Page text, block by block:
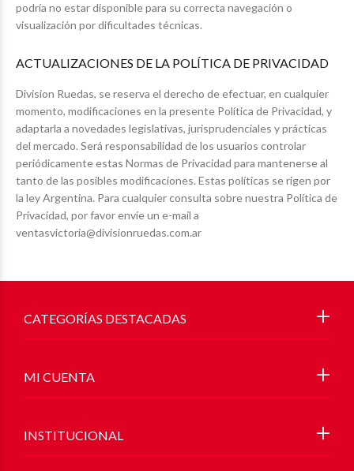
podría no estar disponible para su correcta navegación o
visualización por dificultades técnicas.
ACTUALIZACIONES DE LA POLÍTICA DE PRIVACIDAD
Division Ruedas, se reserva el derecho de efectuar, en cualquier
momento, modificaciones en la presente Política de Privacidad, y
adaptarla a novedades legislativas, jurisprudenciales y prácticas
del mercado. Será responsabilidad de los usuarios controlar
periódicamente estas Normas de Privacidad para mantenerse al
tanto de las posibles modificaciones. Estas políticas se rigen por
la ley Argentina. Para cualquier consulta sobre nuestra Política de
Privacidad, por favor envíe un e-mail a
ventasvictoria@divisionruedas.com.ar
CATEGORÍAS DESTACADAS
MI CUENTA
INSTITUCIONAL